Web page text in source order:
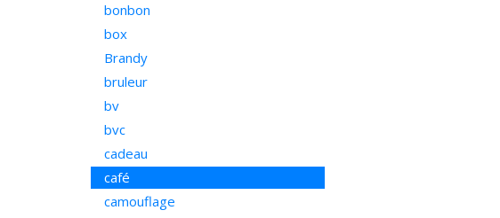
bonbon
box
Brandy
bruleur
bv
bvc
cadeau
café
camouflage